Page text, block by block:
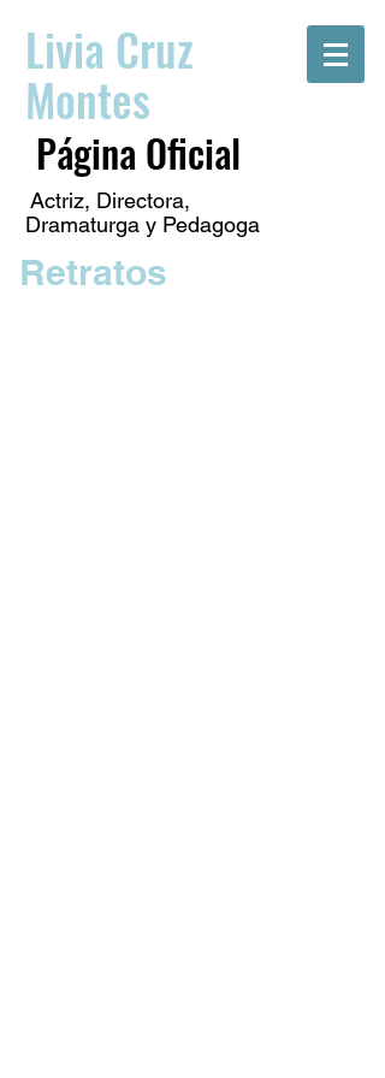
Livia Cruz
Montes
Página Oficial
Actriz, Directora,
Dramaturga y Pedagoga
Retratos